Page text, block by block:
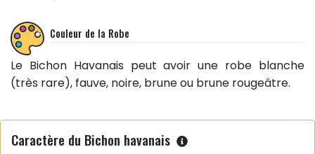
Couleur de la Robe
Le Bichon Havanais peut avoir une robe blanche
(très rare), fauve, noire, brune ou brune rougeâtre.
Caractère du Bichon havanais